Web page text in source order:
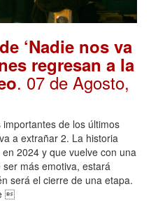
‘Nadie nos va
regresan a la
. 07 de Agosto,
de los últimos
a extrañar 2. La historia
2024 y que vuelve con una
más emotiva, estará
será el cierre de una etapa.
